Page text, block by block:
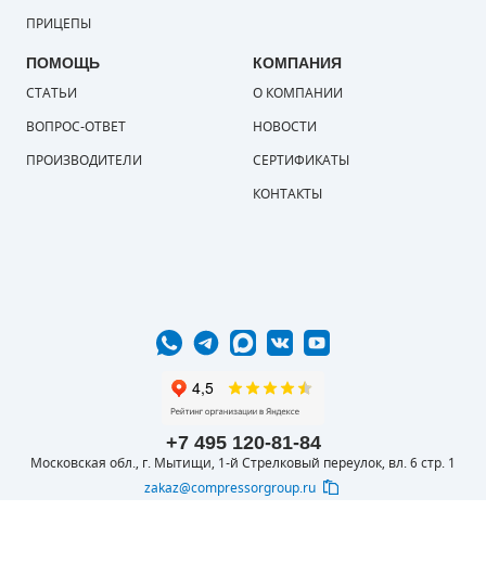
+7 495 120-81-84
Московская обл., г. Мытищи, 1-й Стрелковый переулок, вл. 6 стр. 1
zakaz@compressorgroup.ru
ПРИЦЕПЫ
ПОМОЩЬ
СТАТЬИ
ВОПРОС-ОТВЕТ
ПРОИЗВОДИТЕЛИ
КОМПАНИЯ
О КОМПАНИИ
НОВОСТИ
СЕРТИФИКАТЫ
КОНТАКТЫ